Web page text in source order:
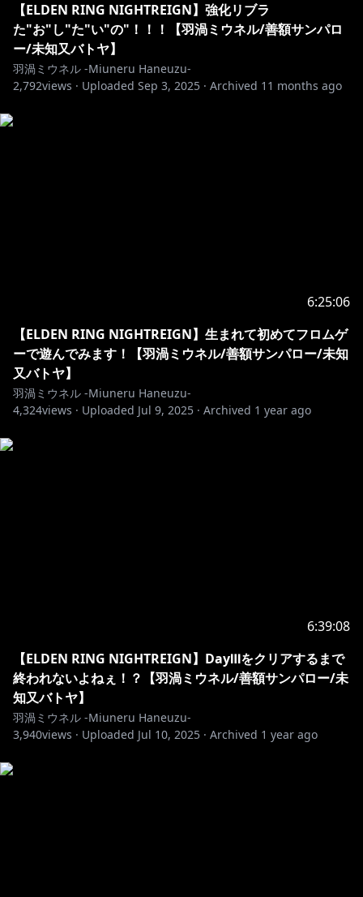
【ELDEN RING NIGHTREIGN】強化リブラ
た"お"し"た"い"の"！！！【羽渦ミウネル/善額サンパロ
ー/未知又バトヤ】
羽渦ミウネル -Miuneru Haneuzu-
2,792views · Uploaded Sep 3, 2025 · Archived 11 months ago
6:25:06
【ELDEN RING NIGHTREIGN】生まれて初めてフロムゲ
ーで遊んでみます！【羽渦ミウネル/善額サンパロー/未知
又バトヤ】
羽渦ミウネル -Miuneru Haneuzu-
4,324views · Uploaded Jul 9, 2025 · Archived 1 year ago
6:39:08
【ELDEN RING NIGHTREIGN】DayⅢをクリアするまで
終われないよねぇ！？【羽渦ミウネル/善額サンパロー/未
知又バトヤ】
羽渦ミウネル -Miuneru Haneuzu-
3,940views · Uploaded Jul 10, 2025 · Archived 1 year ago